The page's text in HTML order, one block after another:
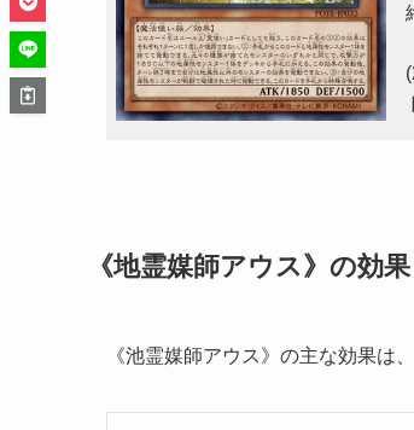
《地霊媒師アウス》の効
《池霊媒師アウス》の主な効果は、